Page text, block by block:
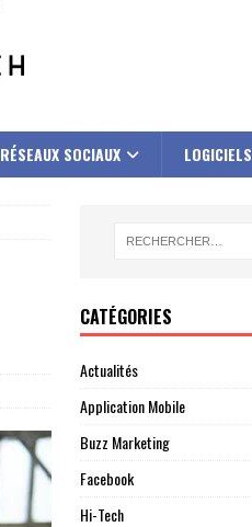
RÉSEAUX SOCIAUX LOGICIELS
CATÉGORIES
Actualités
Application Mobile
Buzz Marketing
Facebook
Hi-Tech